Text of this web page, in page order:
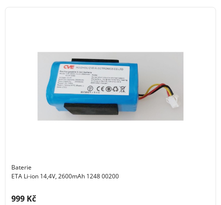
Baterie
ETA Li-ion 14,4V, 2600mAh 1248 00200
Cena s DPH:
999 Kč